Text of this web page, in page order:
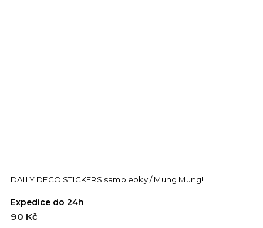
DAILY DECO STICKERS samolepky / Mung Mung!
Expedice do 24h
90 Kč